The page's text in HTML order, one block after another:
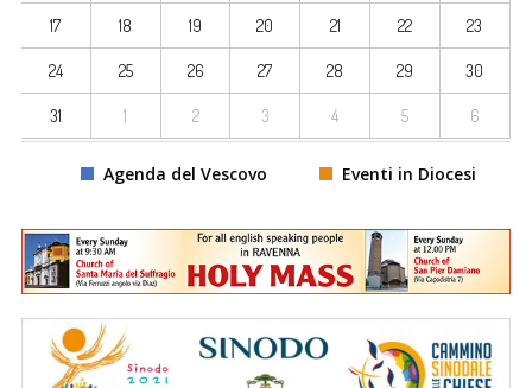
17 18 19 20 21 22 23
24 25 26 27 28 29 30
31 1 2 3 4 5 6
Agenda del Vescovo Eventi in Diocesi